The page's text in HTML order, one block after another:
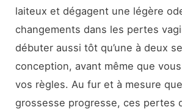
laiteux et dégagent une légère
changements dans les pertes
débuter aussi tôt qu’une à deux
conception, avant même que
vos règles. Au fur et à mesure
grossesse progresse, ces pertes